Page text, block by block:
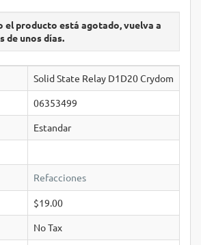
el producto está agotado, vuelva a
de unos días.
Solid State Relay D1D20 Crydom
06353499
Estandar
Refacciones
$19.00
No Tax